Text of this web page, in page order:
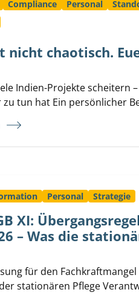
Compliance Personal
nicht chaotisch.
Indien-Projekte scheitern
tun hat Ein persönlicher
Personal Strategie
XI:
– Was die
für den
stationären Pflege